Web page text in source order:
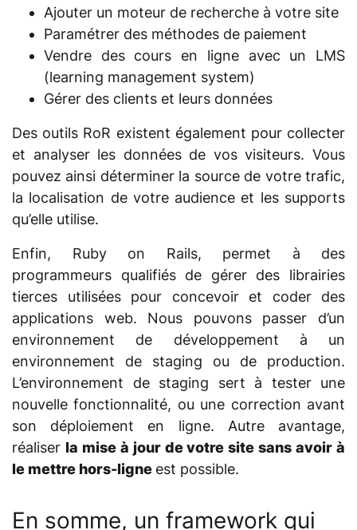
Ajouter un moteur de recherche à votre site
Paramétrer des méthodes de paiement
Vendre des cours en ligne avec un LMS
(learning management system)
Gérer des clients et leurs données
Des outils RoR existent également pour collecter
et analyser les données de vos visiteurs. Vous
pouvez ainsi déterminer la source de votre trafic,
la localisation de votre audience et les supports
qu’elle utilise.
Enfin, Ruby on Rails, permet à des
programmeurs qualifiés de gérer des librairies
tierces utilisées pour concevoir et coder des
applications web. Nous pouvons passer d’un
environnement de développement à un
environnement de staging ou de production.
L’environnement de staging sert à tester une
nouvelle fonctionnalité, ou une correction avant
son déploiement en ligne. Autre avantage,
réaliser la mise à jour de votre site sans avoir à
le mettre hors-ligne est possible.
En somme, un framework qui